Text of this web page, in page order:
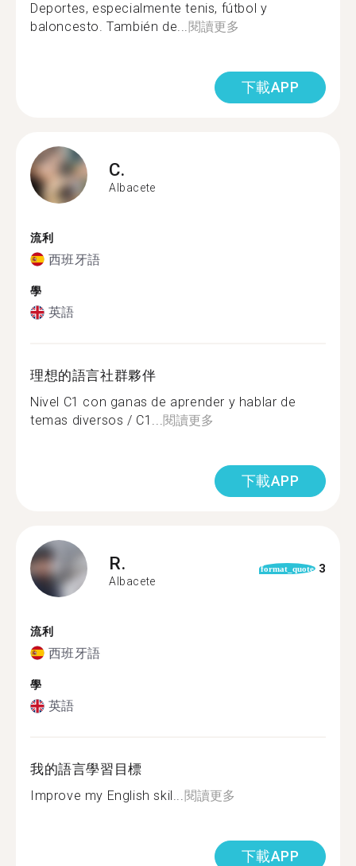
Deportes, especialmente tenis, fútbol y
baloncesto. También de...閱讀更多
下載APP
C.
Albacete
流利
西班牙語
學
英語
理想的語言社群夥伴
Nivel C1 con ganas de aprender y hablar de
temas diversos / C1...閱讀更多
下載APP
R.
Albacete
format_quote 3
流利
西班牙語
學
英語
我的語言學習目標
Improve my English skil...閱讀更多
下載APP